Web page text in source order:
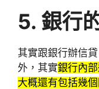
5. 銀行
其實跟銀行辦信
外，其實銀行內
大概還有包括幾